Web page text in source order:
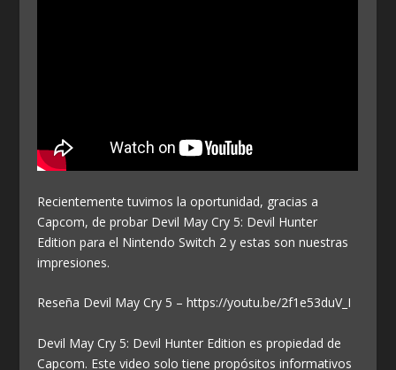
Recientemente tuvimos la oportunidad, gracias a
Capcom, de probar Devil May Cry 5: Devil Hunter
Edition para el Nintendo Switch 2 y estas son nuestras
impresiones.
Reseña Devil May Cry 5 – https://youtu.be/2f1e53duV_I
Devil May Cry 5: Devil Hunter Edition es propiedad de
Capcom. Este video solo tiene propósitos informativos